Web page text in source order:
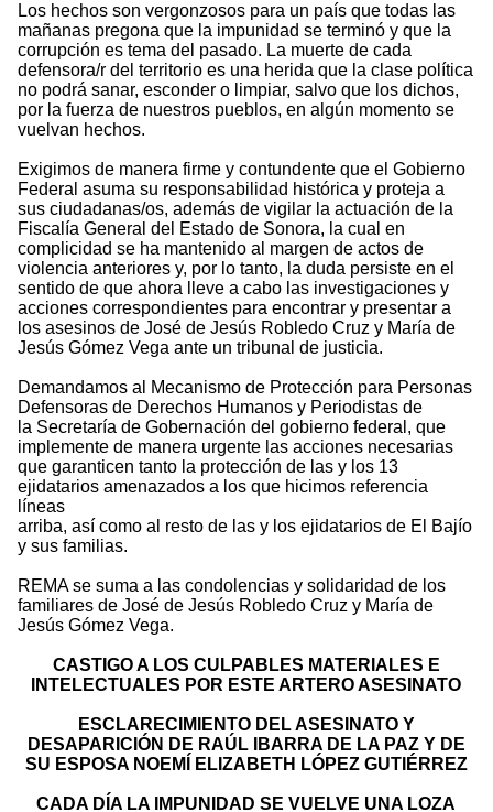
Los hechos son vergonzosos para un país que todas las
mañanas pregona que la impunidad se terminó y que la
corrupción es tema del pasado. La muerte de cada
defensora/r del territorio es una herida que la clase política
no podrá sanar, esconder o limpiar, salvo que los dichos,
por la fuerza de nuestros pueblos, en algún momento se
vuelvan hechos.
Exigimos de manera firme y contundente que el Gobierno
Federal asuma su responsabilidad histórica y proteja a
sus ciudadanas/os, además de vigilar la actuación de la
Fiscalía General del Estado de Sonora, la cual en
complicidad se ha mantenido al margen de actos de
violencia anteriores y, por lo tanto, la duda persiste en el
sentido de que ahora lleve a cabo las investigaciones y
acciones correspondientes para encontrar y presentar a
los asesinos de José de Jesús Robledo Cruz y María de
Jesús Gómez Vega ante un tribunal de justicia.
Demandamos al Mecanismo de Protección para Personas
Defensoras de Derechos Humanos y Periodistas de
la Secretaría de Gobernación del gobierno federal, que
implemente de manera urgente las acciones necesarias
que garanticen tanto la protección de las y los 13
ejidatarios amenazados a los que hicimos referencia
líneas
arriba, así como al resto de las y los ejidatarios de El Bajío
y sus familias.
REMA se suma a las condolencias y solidaridad de los
familiares de José de Jesús Robledo Cruz y María de
Jesús Gómez Vega.
CASTIGO A LOS CULPABLES MATERIALES E
INTELECTUALES POR ESTE ARTERO ASESINATO
ESCLARECIMIENTO DEL ASESINATO Y
DESAPARICIÓN DE RAÚL IBARRA DE LA PAZ Y DE
SU ESPOSA NOEMÍ ELIZABETH LÓPEZ GUTIÉRREZ
CADA DÍA LA IMPUNIDAD SE VUELVE UNA LOZA